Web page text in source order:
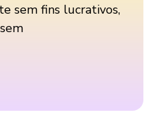
sem fins lucrativos,